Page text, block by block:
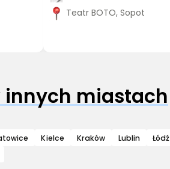
Teatr BOTO, Sopot
innych miastach
Kielce Kraków Lublin Łódź